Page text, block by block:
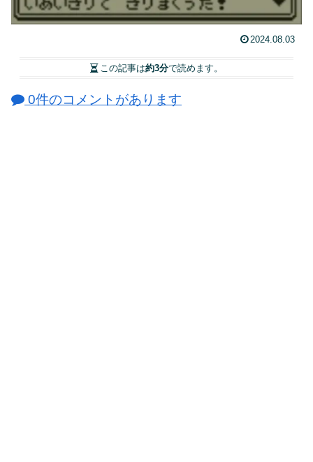
2024.08.03
この記事は約3分で読めます。
0件のコメントがあります